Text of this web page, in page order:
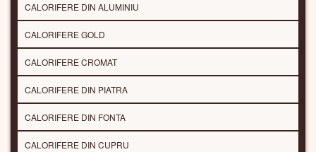
CALORIFERE DIN ALUMINIU
CALORIFERE GOLD
CALORIFERE CROMAT
CALORIFERE DIN PIATRA
CALORIFERE DIN FONTA
CALORIFERE DIN CUPRU